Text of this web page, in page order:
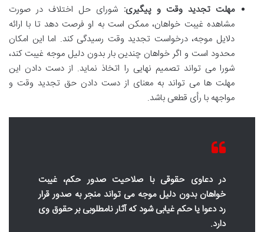
مهلت تجدید وقت و پیگیری: شورای حل اختلاف در صورت
مشاهده غیبت خواهان، ممکن است به او فرصت دهد تا با ارائه
دلایل موجه، درخواست تجدید وقت رسیدگی کند. اما این امکان
محدود است و اگر خواهان چندین بار بدون دلیل موجه غیبت کند،
شورا می تواند تصمیم نهایی را اتخاذ نماید. از دست دادن این
مهلت ها می تواند به معنای از دست دادن حق تجدید وقت و
مواجهه با رأی قطعی باشد.
در دعاوی حقوقی با صلاحیت صدور حکم، غیبت
خواهان بدون دلیل موجه می تواند منجر به صدور قرار
رد دعوا یا حکم غیابی شود که آثار نامطلوبی بر حقوق وی
دارد.